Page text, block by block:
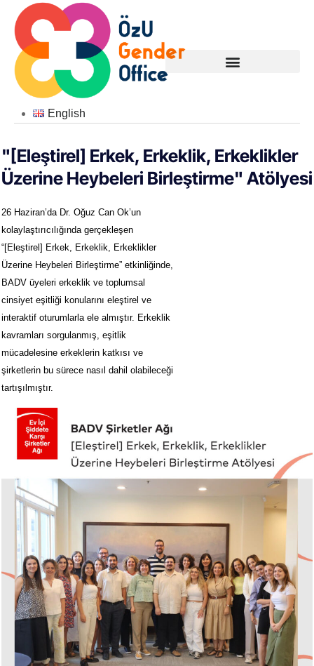
English
"[Eleştirel] Erkek, Erkeklik, Erkeklikler
Üzerine Heybeleri Birleştirme" Atölyesi
26 Haziran’da Dr. Oğuz Can Ok’un
kolaylaştırıcılığında gerçekleşen
“[Eleştirel] Erkek, Erkeklik, Erkeklikler
Üzerine Heybeleri Birleştirme” etkinliğinde,
BADV üyeleri erkeklik ve toplumsal
cinsiyet eşitliği konularını eleştirel ve
interaktif oturumlarla ele almıştır. Erkeklik
kavramları sorgulanmış, eşitlik
mücadelesine erkeklerin katkısı ve
şirketlerin bu sürece nasıl dahil olabileceği
tartışılmıştır.